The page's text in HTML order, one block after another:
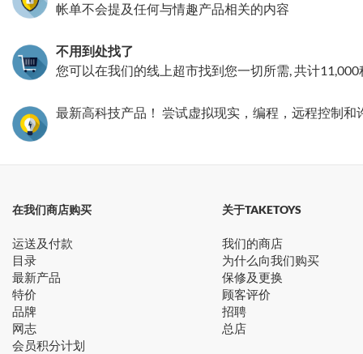
帐单不会提及任何与情趣产品相关的内容
不用到处找了
您可以在我们的线上超市找到您一切所需, 共计11,000
最新高科技产品！ 尝试虚拟现实，编程，远程控制
在我们商店购买
运送及付款
目录
最新产品
特价
品牌
网志
会员积分计划
关于TAKETOYS
我们的商店
为什么向我们购买
保修及更换
顾客评价
招聘
总店